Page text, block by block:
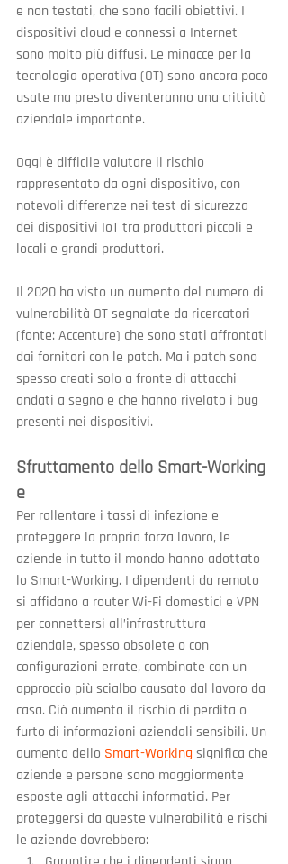
e non testati, che sono facili obiettivi. I
dispositivi cloud e connessi a Internet
sono molto più diffusi. Le minacce per la
tecnologia operativa (OT) sono ancora poco
usate ma presto diventeranno una criticità
aziendale importante.
Oggi è difficile valutare il rischio
rappresentato da ogni dispositivo, con
notevoli differenze nei test di sicurezza
dei dispositivi IoT tra produttori piccoli e
locali e grandi produttori.
Il 2020 ha visto un aumento del numero di
vulnerabilità OT segnalate da ricercatori
(fonte: Accenture) che sono stati affrontati
dai fornitori con le patch. Ma i patch sono
spesso creati solo a fronte di attacchi
andati a segno e che hanno rivelato i bug
presenti nei dispositivi.
Sfruttamento dello Smart-Working
e
Per rallentare i tassi di infezione e
proteggere la propria forza lavoro, le
aziende in tutto il mondo hanno adottato
lo Smart-Working. I dipendenti da remoto
si affidano a router Wi-Fi domestici e VPN
per connettersi all’infrastruttura
aziendale, spesso obsolete o con
configurazioni errate, combinate con un
approccio più scialbo causato dal lavoro da
casa. Ciò aumenta il rischio di perdita o
furto di informazioni aziendali sensibili. Un
aumento dello Smart-Working significa che
aziende e persone sono maggiormente
esposte agli attacchi informatici. Per
proteggersi da queste vulnerabilità e rischi
le aziende dovrebbero: